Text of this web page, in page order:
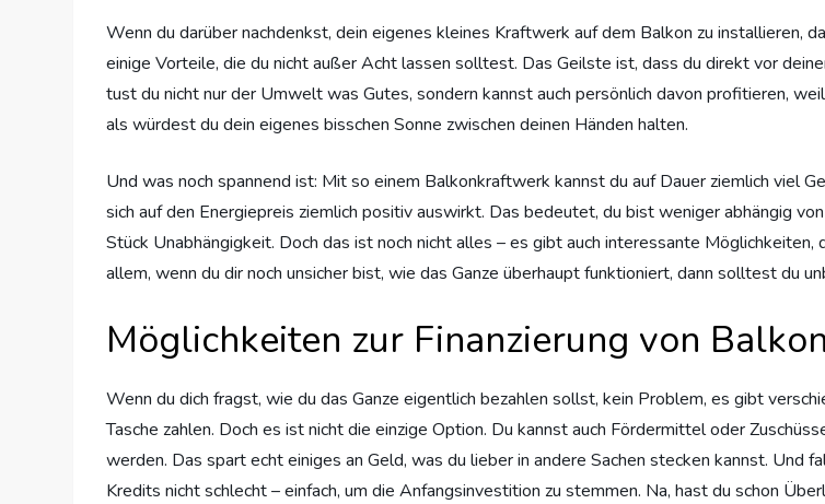
Wenn du darüber nachdenkst, dein eigenes kleines Kraftwerk auf dem Balkon zu installieren,
einige Vorteile, die du nicht außer Acht lassen solltest. Das Geilste ist, dass du direkt vor
tust du nicht nur der Umwelt was Gutes, sondern kannst auch persönlich davon profitieren,
als würdest du dein eigenes bisschen Sonne zwischen deinen Händen halten.
Und was noch spannend ist: Mit so einem Balkonkraftwerk kannst du auf Dauer ziemlich viel
sich auf den Energiepreis ziemlich positiv auswirkt. Das bedeutet, du bist weniger abhängig
Stück Unabhängigkeit. Doch das ist noch nicht alles – es gibt auch interessante
allem, wenn du dir noch unsicher bist, wie das Ganze überhaupt funktioniert, dann solltest du
Möglichkeiten zur Finanzierung von
Wenn du dich fragst, wie du das Ganze eigentlich bezahlen sollst, kein Problem, es gibt
Tasche zahlen. Doch es ist nicht die einzige Option. Du kannst auch Fördermittel oder
werden. Das spart echt einiges an Geld, was du lieber in andere Sachen stecken kannst. Und
Kredits nicht schlecht – einfach, um die Anfangsinvestition zu stemmen. Na, hast du schon